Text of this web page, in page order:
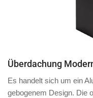
Überdachung
Es handelt sich um ein
gebogenem Design. Die